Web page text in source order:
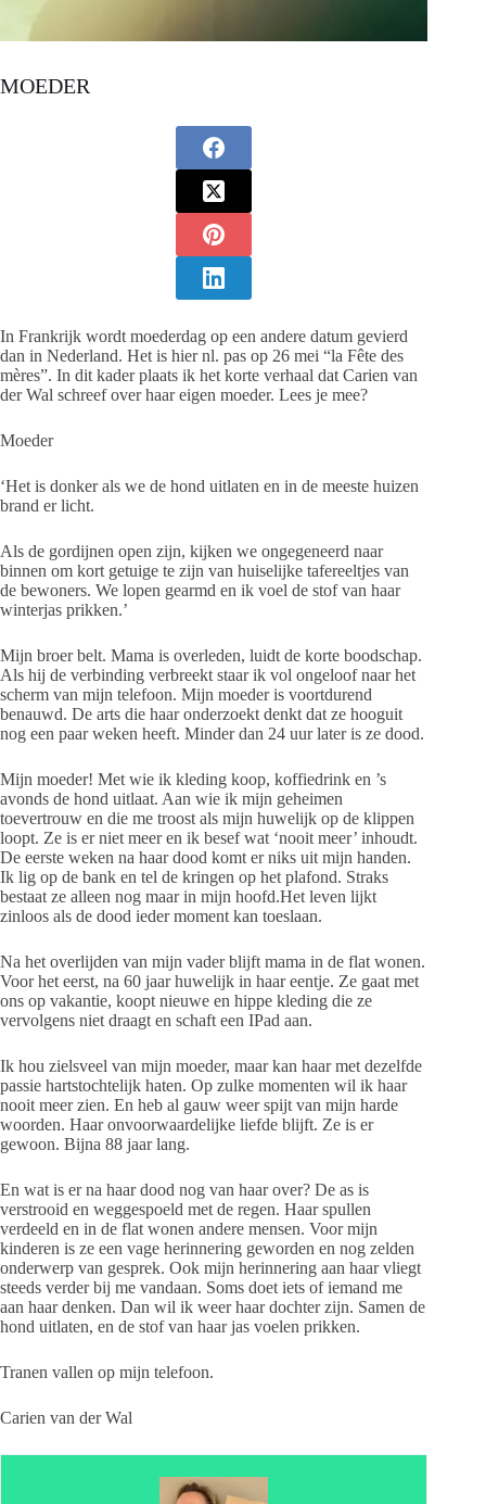
MOEDER
In Frankrijk wordt moederdag op een andere datum gevierd
dan in Nederland. Het is hier nl. pas op 26 mei “la Fête des
mères”. In dit kader plaats ik het korte verhaal dat Carien van
der Wal schreef over haar eigen moeder. Lees je mee?
Moeder
‘Het is donker als we de hond uitlaten en in de meeste huizen
brand er licht.
Als de gordijnen open zijn, kijken we ongegeneerd naar
binnen om kort getuige te zijn van huiselijke tafereeltjes van
de bewoners. We lopen gearmd en ik voel de stof van haar
winterjas prikken.’
Mijn broer belt. Mama is overleden, luidt de korte boodschap.
Als hij de verbinding verbreekt staar ik vol ongeloof naar het
scherm van mijn telefoon. Mijn moeder is voortdurend
benauwd. De arts die haar onderzoekt denkt dat ze hooguit
nog een paar weken heeft. Minder dan 24 uur later is ze dood.
Mijn moeder! Met wie ik kleding koop, koffiedrink en ’s
avonds de hond uitlaat. Aan wie ik mijn geheimen
toevertrouw en die me troost als mijn huwelijk op de klippen
loopt. Ze is er niet meer en ik besef wat ‘nooit meer’ inhoudt.
De eerste weken na haar dood komt er niks uit mijn handen.
Ik lig op de bank en tel de kringen op het plafond. Straks
bestaat ze alleen nog maar in mijn hoofd.Het leven lijkt
zinloos als de dood ieder moment kan toeslaan.
Na het overlijden van mijn vader blijft mama in de flat wonen.
Voor het eerst, na 60 jaar huwelijk in haar eentje. Ze gaat met
ons op vakantie, koopt nieuwe en hippe kleding die ze
vervolgens niet draagt en schaft een IPad aan.
Ik hou zielsveel van mijn moeder, maar kan haar met dezelfde
passie hartstochtelijk haten. Op zulke momenten wil ik haar
nooit meer zien. En heb al gauw weer spijt van mijn harde
woorden. Haar onvoorwaardelijke liefde blijft. Ze is er
gewoon. Bijna 88 jaar lang.
En wat is er na haar dood nog van haar over? De as is
verstrooid en weggespoeld met de regen. Haar spullen
verdeeld en in de flat wonen andere mensen. Voor mijn
kinderen is ze een vage herinnering geworden en nog zelden
onderwerp van gesprek. Ook mijn herinnering aan haar vliegt
steeds verder bij me vandaan. Soms doet iets of iemand me
aan haar denken. Dan wil ik weer haar dochter zijn. Samen de
hond uitlaten, en de stof van haar jas voelen prikken.
Tranen vallen op mijn telefoon.
Carien van der Wal